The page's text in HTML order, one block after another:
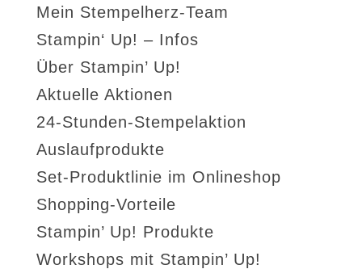
Mein Stempelherz-Team
Stampin‘ Up! – Infos
Über Stampin’ Up!
Aktuelle Aktionen
24-Stunden-Stempelaktion
Auslaufprodukte
Set-Produktlinie im Onlineshop
Shopping-Vorteile
Stampin’ Up! Produkte
Workshops mit Stampin’ Up!